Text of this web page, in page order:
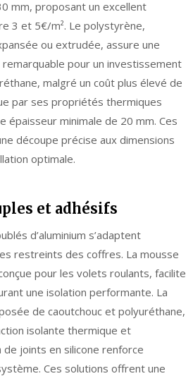
mm, proposant un excellent
3 et 5€/m². Le polystyrène,
ou extrudée, assure une
pour un investissement
malgré un coût plus élevé de
par ses propriétés thermiques
épaisseur minimale de 20 mm. Ces
découpe précise aux dimensions
optimale.
et adhésifs
d’aluminium s’adaptent
restreints des coffres. La mousse
pour les volets roulants, facilite
une isolation performante. La
de caoutchouc et polyuréthane,
isolante thermique et
de joints en silicone renforce
Ces solutions offrent une